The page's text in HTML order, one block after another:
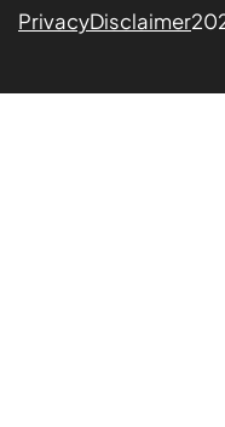
PrivacyDisclaimer